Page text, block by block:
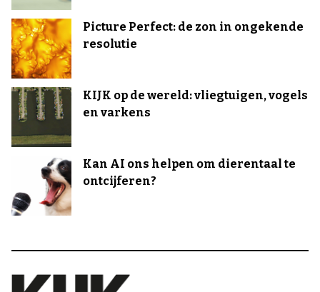
Picture Perfect: de zon in ongekende
resolutie
KIJK op de wereld: vliegtuigen, vogels
en varkens
Kan AI ons helpen om dierentaal te
ontcijferen?